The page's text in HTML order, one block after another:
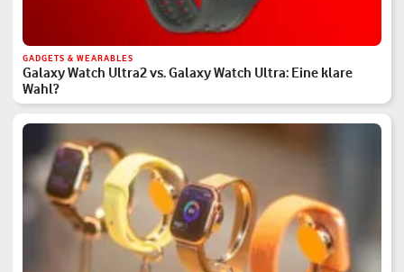
GADGETS & WEARABLES
Galaxy Watch Ultra2 vs. Galaxy Watch Ultra: Eine klare
Wahl?